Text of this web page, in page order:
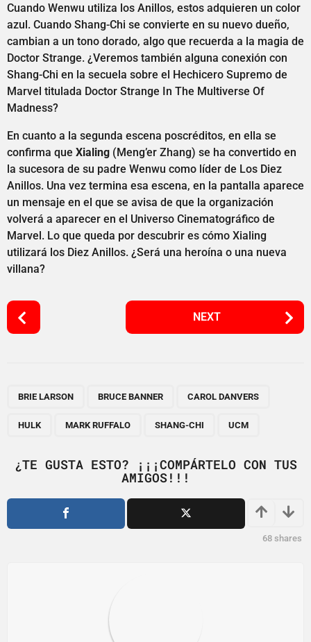
Cuando Wenwu utiliza los Anillos, estos adquieren un color
azul. Cuando Shang-Chi se convierte en su nuevo dueño,
cambian a un tono dorado, algo que recuerda a la magia de
Doctor Strange. ¿Veremos también alguna conexión con
Shang-Chi en la secuela sobre el Hechicero Supremo de
Marvel titulada Doctor Strange In The Multiverse Of
Madness?
En cuanto a la segunda escena poscréditos, en ella se
confirma que Xialing (Meng’er Zhang) se ha convertido en
la sucesora de su padre Wenwu como líder de Los Diez
Anillos. Una vez termina esa escena, en la pantalla aparece
un mensaje en el que se avisa de que la organización
volverá a aparecer en el Universo Cinematográfico de
Marvel. Lo que queda por descubrir es cómo Xialing
utilizará los Diez Anillos. ¿Será una heroína o una nueva
villana?
P
o
i
o
NEXT
BRIE LARSON BRUCE BANNER CAROL DANVERS
HULK MARK RUFFALO SHANG-CHI UCM
¿TE GUSTA ESTO? ¡¡¡COMPÁRTELO CON TUS
AMIGOS!!!
68 shares